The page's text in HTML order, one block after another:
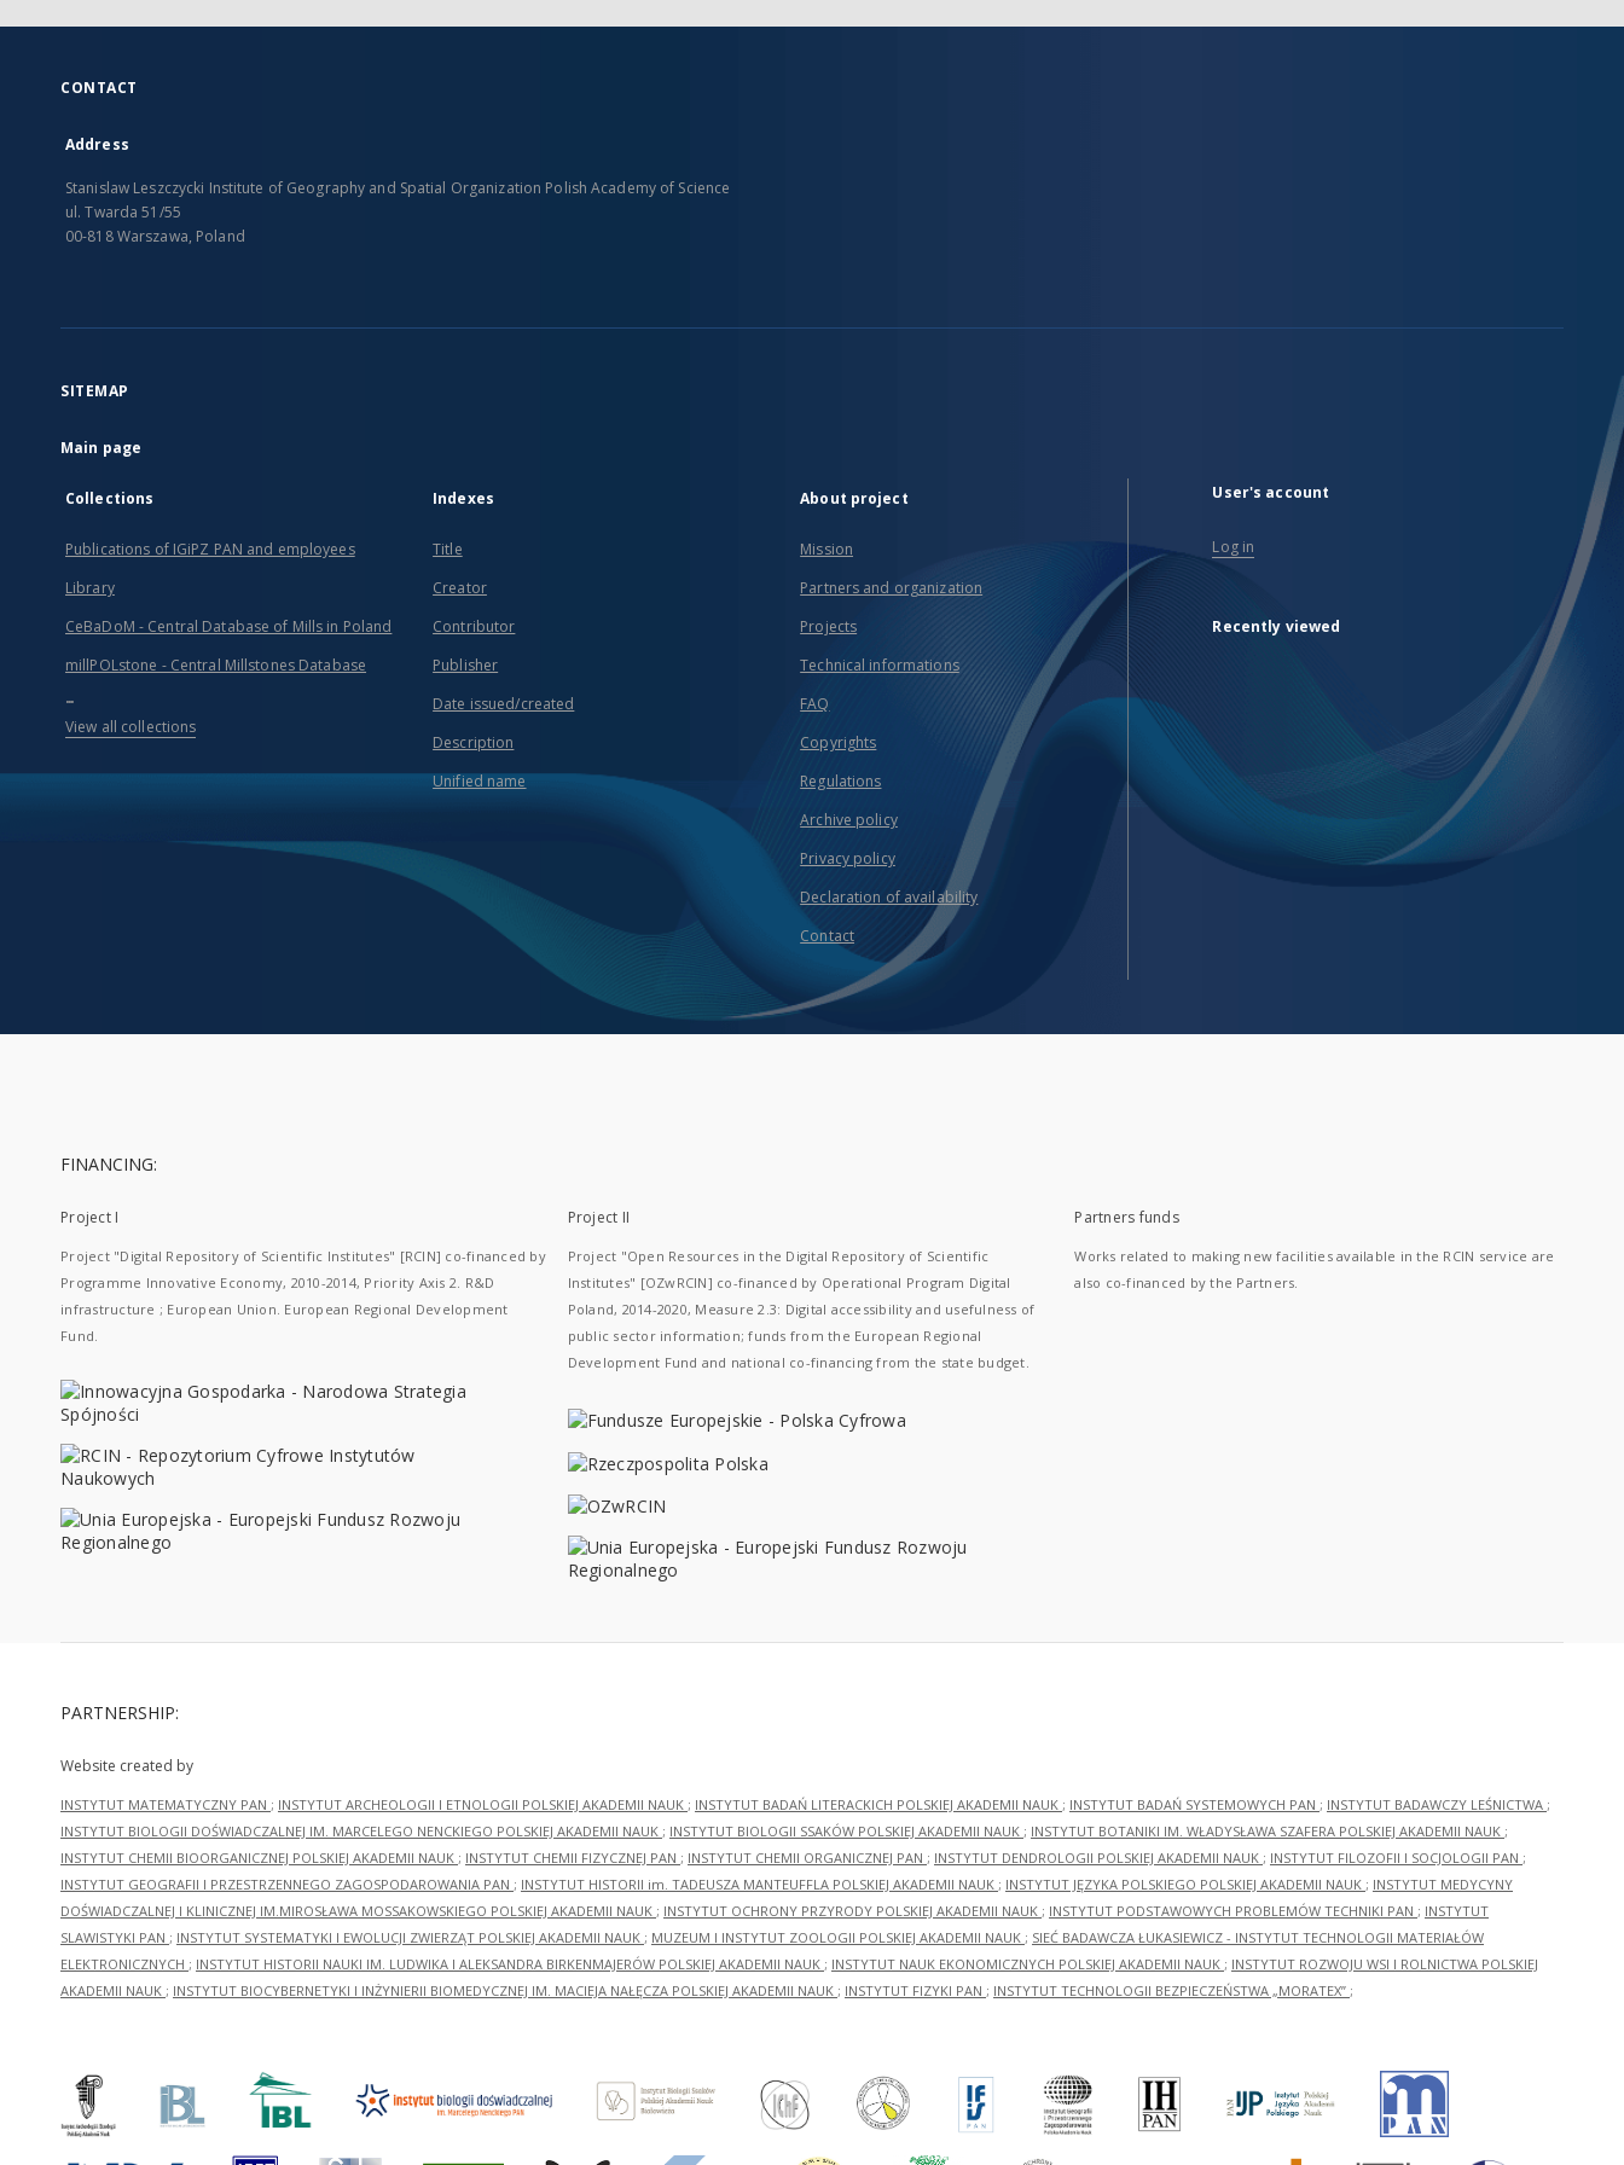
CONTACT
Address
Stanislaw Leszczycki Institute of Geography and Spatial Organization Polish Academy of Science
ul. Twarda 51/55
00-818 Warszawa, Poland
SITEMAP
Main page
Collections
Publications of IGiPZ PAN and employees
Library
CeBaDoM - Central Database of Mills in Poland
millPOLstone - Central Millstones Database
...
View all collections
Indexes
Title
Creator
Contributor
Publisher
Date issued/created
Description
Unified name
About project
Mission
Partners and organization
Projects
Technical informations
FAQ
Copyrights
Regulations
Archive policy
Privacy policy
Declaration of availability
Contact
User's account
Log in
Recently viewed
FINANCING:
Project I
Project "Digital Repository of Scientific Institutes" [RCIN] co-financed by
Programme Innovative Economy, 2010-2014, Priority Axis 2. R&D
infrastructure ; European Union. European Regional Development
Fund.
Project II
Project "Open Resources in the Digital Repository of Scientific
Institutes" [OZwRCIN] co-financed by Operational Program Digital
Poland, 2014-2020, Measure 2.3: Digital accessibility and usefulness of
public sector information; funds from the European Regional
Development Fund and national co-financing from the state budget.
Partners funds
Works related to making new facilities available in the RCIN service are
also co-financed by the Partners.
PARTNERSHIP:
Website created by
INSTYTUT MATEMATYCZNY PAN ; INSTYTUT ARCHEOLOGII I ETNOLOGII POLSKIEJ AKADEMII NAUK ; INSTYTUT BADAŃ LITERACKICH POLSKIEJ AKADEMII NAUK ; INSTYTUT BADAŃ SYSTEMOWYCH PAN ; INSTYTUT BADAWCZY LEŚNICTWA ;
INSTYTUT BIOLOGII DOŚWIADCZALNEJ IM. MARCELEGO NENCKIEGO POLSKIEJ AKADEMII NAUK ; INSTYTUT BIOLOGII SSAKÓW POLSKIEJ AKADEMII NAUK ; INSTYTUT BOTANIKI IM. WŁADYSŁAWA SZAFERA POLSKIEJ AKADEMII NAUK ;
INSTYTUT CHEMII BIOORGANICZNEJ POLSKIEJ AKADEMII NAUK ; INSTYTUT CHEMII FIZYCZNEJ PAN ; INSTYTUT CHEMII ORGANICZNEJ PAN ; INSTYTUT DENDROLOGII POLSKIEJ AKADEMII NAUK ; INSTYTUT FILOZOFII I SOCJOLOGII PAN ;
INSTYTUT GEOGRAFII I PRZESTRZENNEGO ZAGOSPODAROWANIA PAN ; INSTYTUT HISTORII im. TADEUSZA MANTEUFFLA POLSKIEJ AKADEMII NAUK ; INSTYTUT JĘZYKA POLSKIEGO POLSKIEJ AKADEMII NAUK ; INSTYTUT MEDYCYNY
DOŚWIADCZALNEJ I KLINICZNEJ IM.MIROSŁAWA MOSSAKOWSKIEGO POLSKIEJ AKADEMII NAUK ; INSTYTUT OCHRONY PRZYRODY POLSKIEJ AKADEMII NAUK ; INSTYTUT PODSTAWOWYCH PROBLEMÓW TECHNIKI PAN ; INSTYTUT
SLAWISTYKI PAN ; INSTYTUT SYSTEMATYKI I EWOLUCJI ZWIERZĄT POLSKIEJ AKADEMII NAUK ; MUZEUM I INSTYTUT ZOOLOGII POLSKIEJ AKADEMII NAUK ; SIEĆ BADAWCZA ŁUKASIEWICZ - INSTYTUT TECHNOLOGII MATERIAŁÓW
ELEKTRONICZNYCH ; INSTYTUT HISTORII NAUKI IM. LUDWIKA I ALEKSANDRA BIRKENMAJERÓW POLSKIEJ AKADEMII NAUK ; INSTYTUT NAUK EKONOMICZNYCH POLSKIEJ AKADEMII NAUK ; INSTYTUT ROZWOJU WSI I ROLNICTWA POLSKIEJ
AKADEMII NAUK ; INSTYTUT BIOCYBERNETYKI I INŻYNIERII BIOMEDYCZNEJ IM. MACIEJA NAŁĘCZA POLSKIEJ AKADEMII NAUK ; INSTYTUT FIZYKI PAN ; INSTYTUT TECHNOLOGII BEZPIECZEŃSTWA „MORATEX” ;